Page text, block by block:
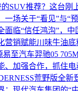
SUV推荐？这台刚
一场关于“看见”与“
面临“信任鸿沟”，
营销赋能川味牛油
易至汽车羿驰05
、加强合作，抓住
荒野版全新